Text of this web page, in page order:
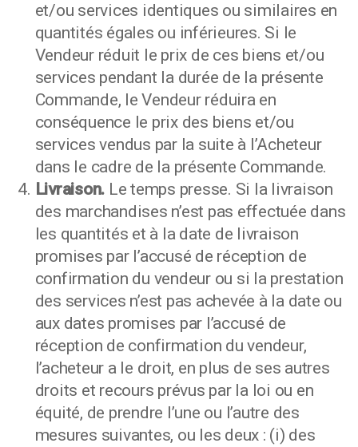
et/ou services identiques ou similaires en
quantités égales ou inférieures. Si le
Vendeur réduit le prix de ces biens et/ou
services pendant la durée de la présente
Commande, le Vendeur réduira en
conséquence le prix des biens et/ou
services vendus par la suite à l’Acheteur
dans le cadre de la présente Commande.
Livraison. Le temps presse. Si la livraison
des marchandises n’est pas effectuée dans
les quantités et à la date de livraison
promises par l’accusé de réception de
confirmation du vendeur ou si la prestation
des services n’est pas achevée à la date ou
aux dates promises par l’accusé de
réception de confirmation du vendeur,
l’acheteur a le droit, en plus de ses autres
droits et recours prévus par la loi ou en
équité, de prendre l’une ou l’autre des
mesures suivantes, ou les deux : (i) des